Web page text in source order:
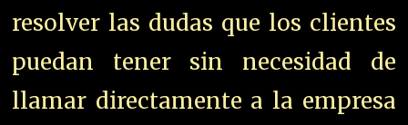
resolver las dudas que los clientes
puedan tener sin necesidad de
llamar directamente a la empresa